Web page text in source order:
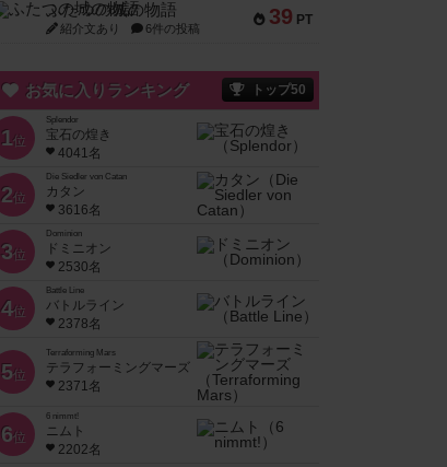
39 PT
ふたつの城の物語
紹介文あり 6件の投稿
お気に入りランキング トップ50
1位
Splendor
宝石の煌き
4041名
2位
Die Siedler von Catan
カタン
3616名
3位
Dominion
ドミニオン
2530名
4位
Battle Line
バトルライン
2378名
5位
Terraforming Mars
テラフォーミングマーズ
2371名
6位
6 nimmt!
ニムト
2202名